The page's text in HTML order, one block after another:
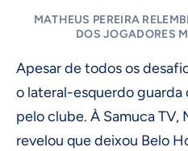
MATHEUS PEREIRA
DOS JOGADORES
Apesar de todos os
o lateral-esquerdo guarda
pelo clube. À Samuca TV,
revelou que deixou Belo